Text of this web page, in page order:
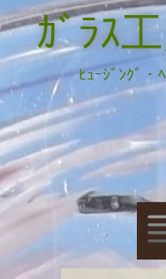
ｶﾞﾗｽ
ﾋｭｰｼﾞﾝｸﾞ・